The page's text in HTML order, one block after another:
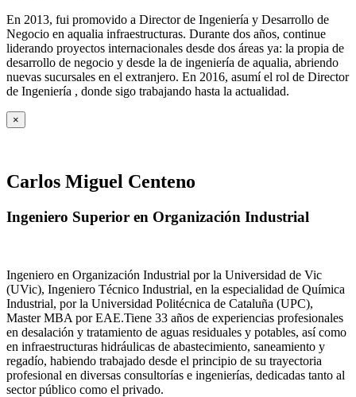
En 2013, fui promovido a Director de Ingeniería y Desarrollo de
Negocio en aqualia infraestructuras. Durante dos años, continue
liderando proyectos internacionales desde dos áreas ya: la propia de
desarrollo de negocio y desde la de ingeniería de aqualia, abriendo
nuevas sucursales en el extranjero. En 2016, asumí el rol de Director
de Ingeniería , donde sigo trabajando hasta la actualidad.
×
Carlos Miguel Centeno
Ingeniero Superior en Organización Industrial
Ingeniero en Organización Industrial por la Universidad de Vic
(UVic), Ingeniero Técnico Industrial, en la especialidad de Química
Industrial, por la Universidad Politécnica de Cataluña (UPC),
Master MBA por EAE.Tiene 33 años de experiencias profesionales
en desalación y tratamiento de aguas residuales y potables, así como
en infraestructuras hidráulicas de abastecimiento, saneamiento y
regadío, habiendo trabajado desde el principio de su trayectoria
profesional en diversas consultorías e ingenierías, dedicadas tanto al
sector público como el privado.